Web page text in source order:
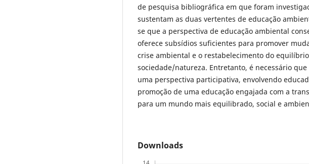
de pesquisa bibliográfica em que foram
sustentam as duas vertentes de educação
se que a perspectiva de educação ambiental
oferece subsídios suficientes para promover
crise ambiental e o restabelecimento do
sociedade/natureza. Entretanto, é necessário
uma perspectiva participativa, envolvendo
promoção de uma educação engajada com a
para um mundo mais equilibrado, social e
Downloads